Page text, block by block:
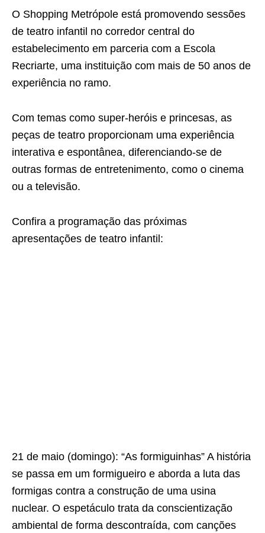
O Shopping Metrópole está promovendo sessões
de teatro infantil no corredor central do
estabelecimento em parceria com a Escola
Recriarte, uma instituição com mais de 50 anos de
experiência no ramo.
Com temas como super-heróis e princesas, as
peças de teatro proporcionam uma experiência
interativa e espontânea, diferenciando-se de
outras formas de entretenimento, como o cinema
ou a televisão.
Confira a programação das próximas
apresentações de teatro infantil:
21 de maio (domingo): “As formiguinhas” A história
se passa em um formigueiro e aborda a luta das
formigas contra a construção de uma usina
nuclear. O espetáculo trata da conscientização
ambiental de forma descontraída, com canções